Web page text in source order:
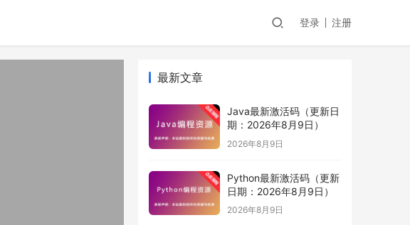
登录 注册
最新文章
Java最新激活码（更新日
期：2026年8月9日）
2026年8月9日
Python最新激活码（更新
日期：2026年8月9日）
2026年8月9日